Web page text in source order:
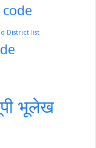
District list
भूलेख